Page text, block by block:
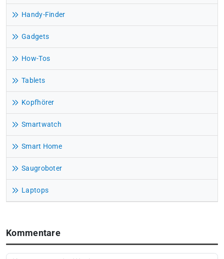
Handy-Finder
Gadgets
How-Tos
Tablets
Kopfhörer
Smartwatch
Smart Home
Saugroboter
Laptops
Kommentare